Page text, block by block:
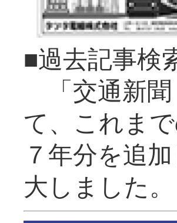
■過去記事
「交通新
て、これま
７年分を追
大しま